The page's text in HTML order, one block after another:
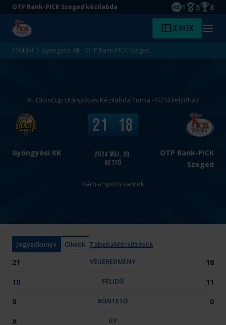
Ugrás
tartalomra
Ugrás
aljára
OTP Bank-PICK Szeged kézilabda
EHF
1
Magyar
5 8
Kezdőlap Jegyek Menü
Főoldal Gyöngyösi KK - OTP Bank-PICK Szeged
XI. OrosCup Utánpótlás Kézilabda Torna - FU14 Felsőház
Gyöngyösi KK
v
s
OTP Bank-PICK
Szeged
2024 máj. 20.
hétfő
V
e
r
e
é
y
:
21 18
Városi Sportcsarnok
Jegyzőkönyv Cikkek TabellaMérkőzések
21 VÉGEREDMÉNY 18
10 FÉLIDŐ 11
0 BÜNTETŐ 0
X GY